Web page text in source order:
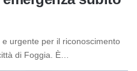
urgente per il riconoscimento
di Foggia. È…